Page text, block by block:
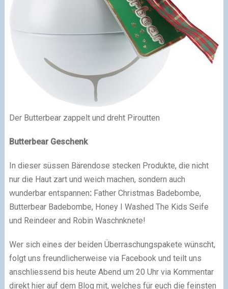
Der Butterbear zappelt und dreht Piroutten
Butterbear Geschenk
In dieser süssen Bärendose stecken Produkte, die nicht
nur die Haut zart und weich machen, sondern auch
wunderbar entspannen: Father Christmas Badebombe,
Butterbear Bade­bombe, Honey I Washed The Kids Seife
und Reindeer and Robin Waschnknete!
Wer sich eines der beiden Überraschungspakete wünscht,
folgt uns freundlicherweise via Facebook und teilt uns
anschliessend bis heute Abend um 20 Uhr via Kommentar
direkt hier auf dem Blog mit, welches für euch die feinsten